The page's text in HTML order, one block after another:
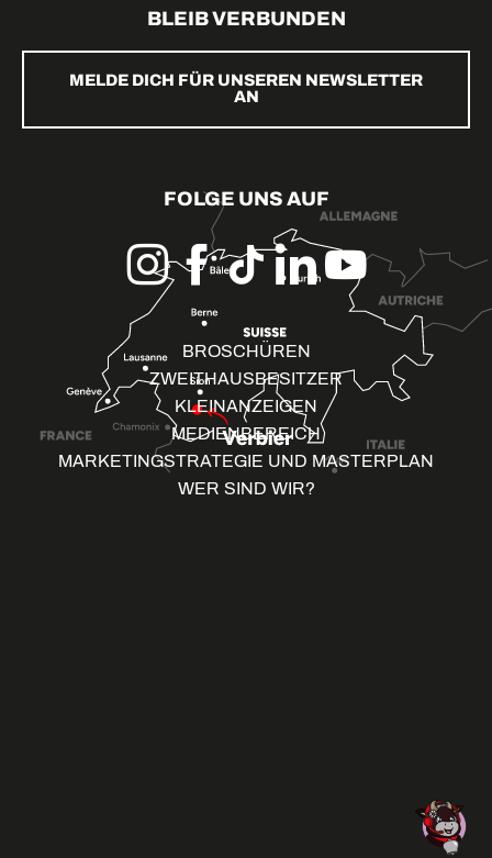
BLEIB VERBUNDEN
MELDE DICH FÜR UNSEREN NEWSLETTER
AN
FOLGE UNS AUF
BROSCHÜREN
ZWEITHAUSBESITZER
KLEINANZEIGEN
MEDIENBEREICH
MARKETINGSTRATEGIE UND MASTERPLAN
WER SIND WIR?